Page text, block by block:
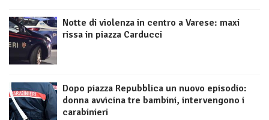
Notte di violenza in centro a Varese: maxi
rissa in piazza Carducci
Dopo piazza Repubblica un nuovo episodio:
donna avvicina tre bambini, intervengono i
carabinieri